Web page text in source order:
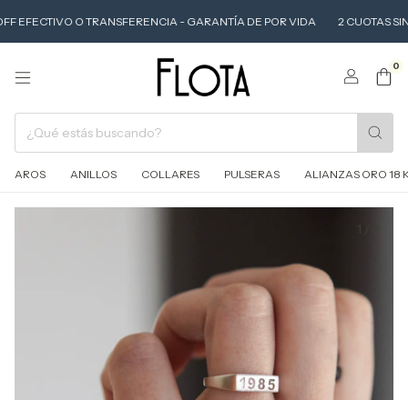
O TRANSFERENCIA - GARANTÍA DE POR VIDA 2 CUOTAS SIN
0
AROS ANILLOS COLLARES PULSERAS ALIANZAS ORO 18